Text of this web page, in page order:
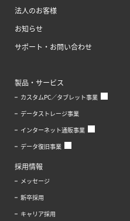
法人のお客様
お知らせ
サポート・お問い合わせ
製品・サービス
カスタムPC／タブレット事業
データストレージ事業
インターネット通販事業
データ復旧事業
採用情報
メッセージ
新卒採用
キャリア採用